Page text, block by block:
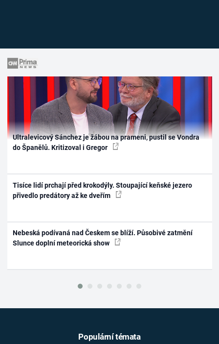
Ultralevicový Sánchez je žábou na prameni, pustil se Vondra
do Španělů. Kritizoval i Gregor
Tisíce lidí prchají před krokodýly. Stoupající keňské jezero
přivedlo predátory až ke dveřím
Nebeská podívaná nad Českem se blíží. Působivé zatmění
Slunce doplní meteorická show
Populární témata